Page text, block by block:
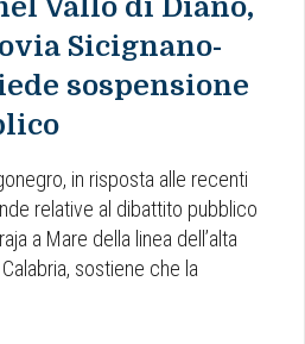
Vallo di Diano,
Sicignano-
sospensione
in risposta alle recenti
relative al dibattito pubblico
a Mare della linea dell’alta
sostiene che la